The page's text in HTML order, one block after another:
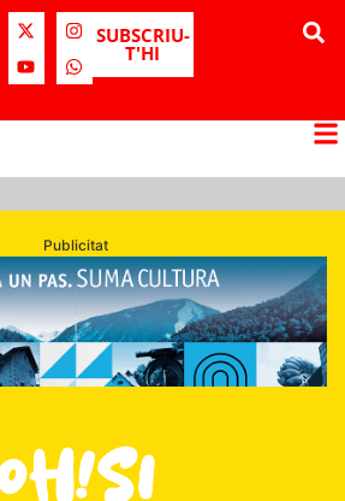
SUBSCRIU-
T'HI
Publicitat